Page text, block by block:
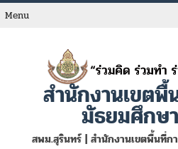
Skip
toMenu
สำนักงานเขต
มัธยมศึกษ
สพม.สุรินทร์ | สำนักงานเขตพื้นที่